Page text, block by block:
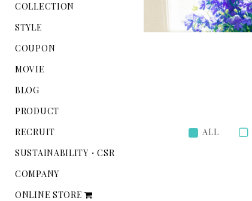
COLLECTION
STYLE
COUPON
MOVIE
BLOG
PRODUCT
RECRUIT
SUSTAINABILITY・CSR
COMPANY
ONLINE STORE
ALL